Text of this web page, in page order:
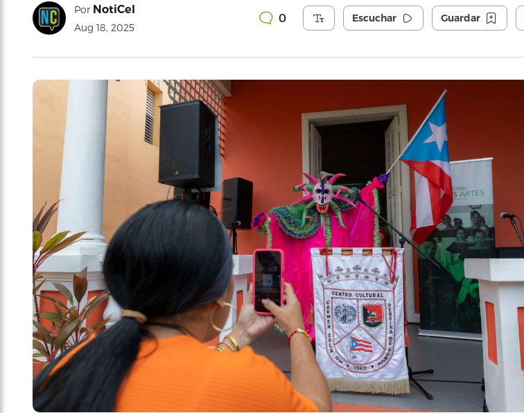
Por NotiCel
Aug 18, 2025
0 Escuchar Guardar